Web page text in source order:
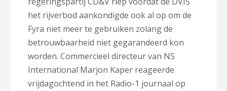
het rijverbod aankondigde ook al op om de
Fyra niet meer te gebruiken zolang de
betrouwbaarheid niet gegarandeerd kon
worden. Commercieel directeur van NS
International Marjon Kaper reageerde
vrijdagochtend in het Radio-1 journaal op